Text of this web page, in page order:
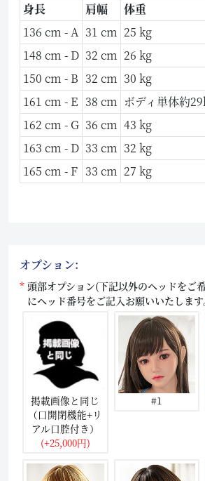
身長 肩幅 体重
136 cm - A 31 cm 25 kg
148 cm - D 32 cm 26 kg
150 cm - B 32 cm 30 kg
161 cm - E 38 cm ボディ単体約
162 cm - G 36 cm 43 kg
163 cm - D 33 cm 32 kg
165 cm - F 33 cm 27 kg
オプション:
頭部オプション(下記以外のヘッドをご
にヘッド番号をご記入お願いいたします
掲載画像と同じ
（口開閉機能+リ
アル口腔付き）
(+25,000円)
#1